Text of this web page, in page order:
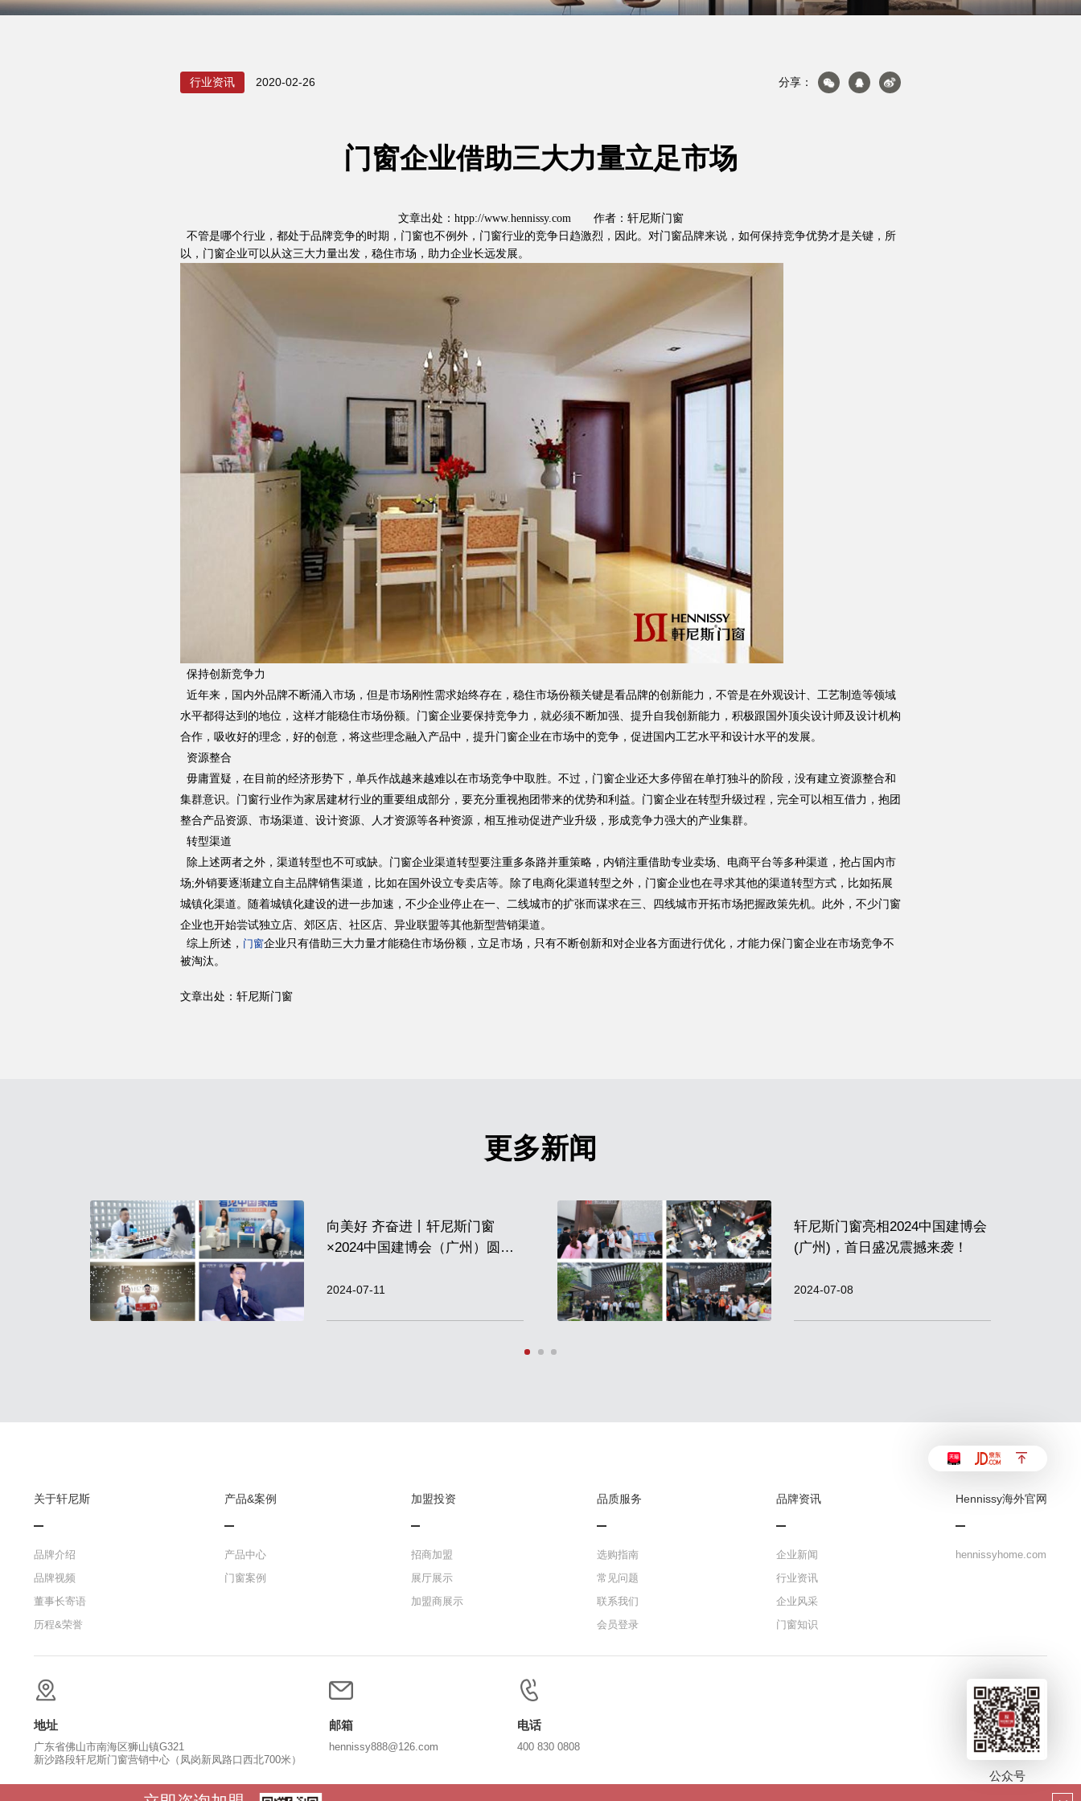
Hennissy海外官网
行业资讯 2020-02-26 分享：
门窗企业借助三大力量立足市场
文章出处：htpp://www.hennissy.com 作者：轩尼斯门窗
不管是哪个行业，都处于品牌竞争的时期，门窗也不例外，门窗行业的竞争日趋激烈，因此。对门窗品牌来说，如何保持竞争优势才是关键，所
以，门窗企业可以从这三大力量出发，稳住市场，助力企业长远发展。
保持创新竞争力
近年来，国内外品牌不断涌入市场，但是市场刚性需求始终存在，稳住市场份额关键是看品牌的创新能力，不管是在外观设计、工艺制造等领域
水平都得达到的地位，这样才能稳住市场份额。门窗企业要保持竞争力，就必须不断加强、提升自我创新能力，积极跟国外顶尖设计师及设计机构
合作，吸收好的理念，好的创意，将这些理念融入产品中，提升门窗企业在市场中的竞争，促进国内工艺水平和设计水平的发展。
资源整合
毋庸置疑，在目前的经济形势下，单兵作战越来越难以在市场竞争中取胜。不过，门窗企业还大多停留在单打独斗的阶段，没有建立资源整合和
集群意识。门窗行业作为家居建材行业的重要组成部分，要充分重视抱团带来的优势和利益。门窗企业在转型升级过程，完全可以相互借力，抱团
整合产品资源、市场渠道、设计资源、人才资源等各种资源，相互推动促进产业升级，形成竞争力强大的产业集群。
转型渠道
除上述两者之外，渠道转型也不可或缺。门窗企业渠道转型要注重多条路并重策略，内销注重借助专业卖场、电商平台等多种渠道，抢占国内市
场;外销要逐渐建立自主品牌销售渠道，比如在国外设立专卖店等。除了电商化渠道转型之外，门窗企业也在寻求其他的渠道转型方式，比如拓展
城镇化渠道。随着城镇化建设的进一步加速，不少企业停止在一、二线城市的扩张而谋求在三、四线城市开拓市场把握政策先机。此外，不少门窗
企业也开始尝试独立店、郊区店、社区店、异业联盟等其他新型营销渠道。
综上所述， 门窗企业只有借助三大力量才能稳住市场份额，立足市场，只有不断创新和对企业各方面进行优化，才能力保门窗企业在市场竞争不
被淘汰。
文章出处：轩尼斯门窗
更多新闻
向美好 齐奋进丨轩尼斯门窗
×2024中国建博会（广州）圆满
2024-07-11
轩尼斯门窗亮相2024中国建博会
(广州)，首日盛况震撼来袭！
2024-07-08
关于轩尼斯
品牌介绍
品牌视频
董事长寄语
历程&荣誉
产品&案例
产品中心
门窗案例
加盟投资
招商加盟
展厅展示
加盟商展示
品质服务
选购指南
常见问题
联系我们
会员登录
品牌资讯
企业新闻
行业资讯
企业风采
门窗知识
Hennissy海外官网
hennissyhome.com
地址
广东省佛山市南海区狮山镇G321
新沙路段轩尼斯门窗营销中心（凤岗新凤路口西北700米）
邮箱
hennissy888@126.com
电话
400 830 0808
公众号